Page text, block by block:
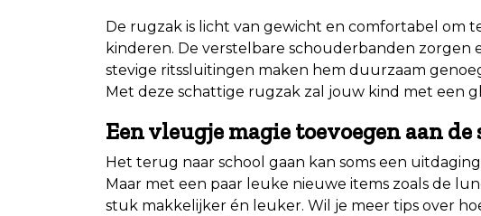
De rugzak is licht van gewicht en comfortabel om
kinderen. De verstelbare schouderbanden zorgen
stevige ritssluitingen maken hem duurzaam
Met deze schattige rugzak zal jouw kind met een
Een vleugje magie toevoegen aan
Het terug naar school gaan kan soms een
Maar met een paar leuke nieuwe items zoals de
stuk makkelijker én leuker. Wil je meer tips over